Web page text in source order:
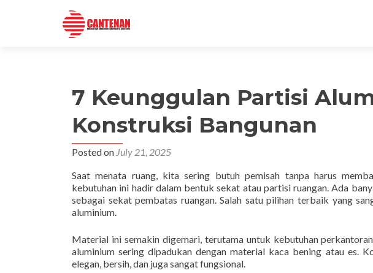
7 Keunggulan Partisi
Konstruksi Bangunan
Posted on July 21, 2025
Saat menata ruang, kita sering butuh pemisah tanpa harus
kebutuhan ini hadir dalam bentuk sekat atau partisi ruangan. Ada
sebagai sekat pembatas ruangan. Salah satu pilihan terbaik yang
aluminium.
Material ini semakin digemari, terutama untuk kebutuhan
aluminium sering dipadukan dengan material kaca bening atau es.
elegan, bersih, dan juga sangat fungsional.